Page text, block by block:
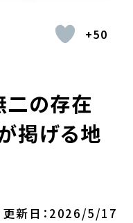
+50
の存在
掲げる地
更新日：2026/5/17